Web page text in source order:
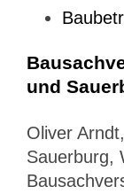
und
Oliver
Sauerburg,